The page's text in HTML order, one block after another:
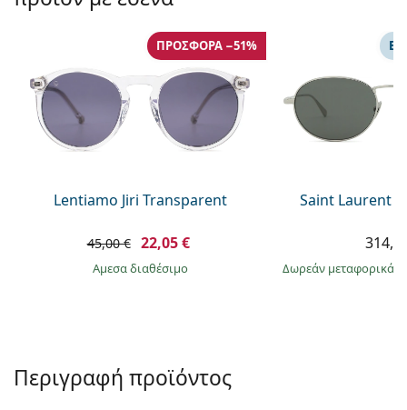
Persol
Όλες οι μάρκες
Lentiamo Jiri Transparent
ΠΡΟΣΦΟΡΆ −51%
45,00 € 22,05 €
άμεσα διαθέσιμο
Saint Laurent
Δωρεάν μεταφορικά
Περιγραφή προϊόντος